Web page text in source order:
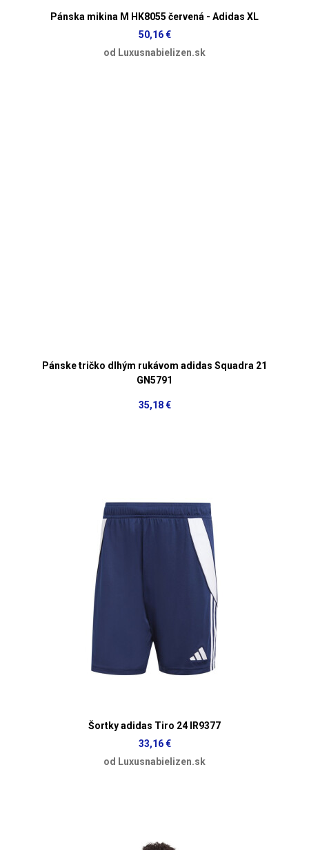
Pánska mikina M HK8055 červená - Adidas XL
50,16 €
od Luxusnabielizen.sk
Pánske tričko dlhým rukávom adidas Squadra 21
GN5791
35,18 €
Šortky adidas Tiro 24 IR9377
33,16 €
od Luxusnabielizen.sk